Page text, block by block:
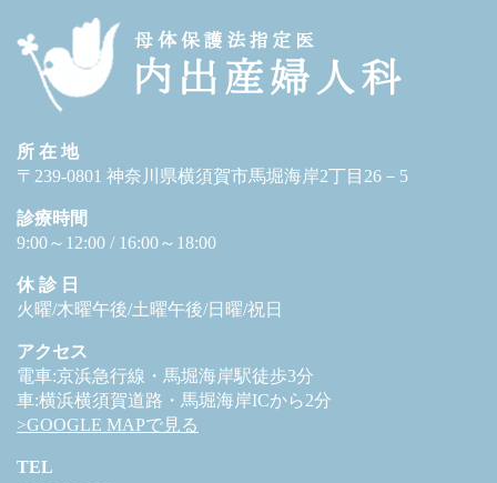
所 在 地
〒239-0801 神奈川県横須賀市馬堀海岸2丁目26－5
診療時間
9:00～12:00 / 16:00～18:00
休 診 日
火曜/木曜午後/土曜午後/日曜/祝日
アクセス
電車:京浜急行線・馬堀海岸駅徒歩3分
車:横浜横須賀道路・馬堀海岸ICから2分
>GOOGLE MAPで見る
TEL